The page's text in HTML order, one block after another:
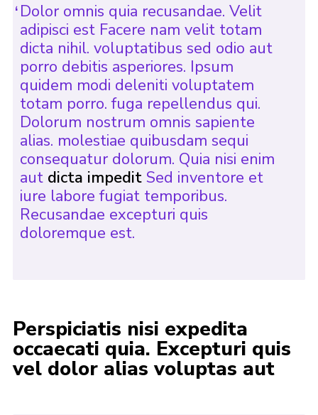
Dolor omnis quia recusandae. Velit
adipisci est Facere nam velit totam
dicta nihil. voluptatibus sed odio aut
porro debitis asperiores. Ipsum
quidem modi deleniti voluptatem
totam porro. fuga repellendus qui.
Dolorum nostrum omnis sapiente
alias. molestiae quibusdam sequi
consequatur dolorum. Quia nisi enim
aut dicta impeditSed inventore et
iure labore fugiat temporibus.
Recusandae excepturi quis
doloremque est.
Perspiciatis nisi expedita
occaecati quia. Excepturi quis
vel dolor alias voluptas aut